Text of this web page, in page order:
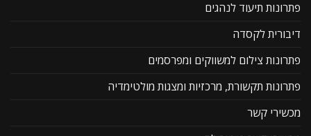
פתרונות תיעוד לנהגים
דיבורית לקסדה
פתרונות צילום למשווקים ומפרסמים
פתרונות תקשורת, מרכזיות ומצגות מולטימדיה
מכשירי קשר